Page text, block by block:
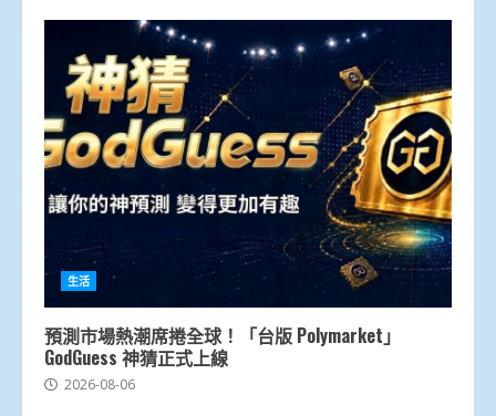
生活
預測市場熱潮席捲全球！「台版 Polymarket」
GodGuess 神猜正式上線
2026-08-06